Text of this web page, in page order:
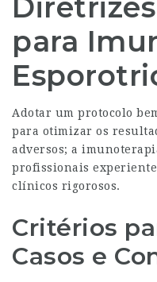
para
Adotar um protocolo
para otimizar os
adversos; a
profissionais
clínicos rigorosos.
Critérios
Casos e